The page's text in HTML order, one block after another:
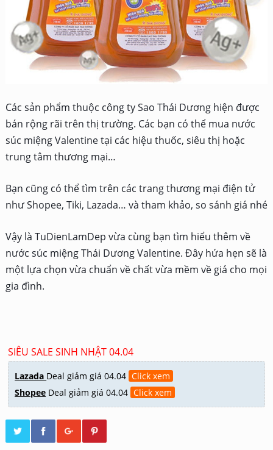
Các sản phẩm thuộc công ty Sao Thái Dương hiện được
bán rộng rãi trên thị trường. Các bạn có thể mua nước
súc miệng Valentine tại các hiệu thuốc, siêu thị hoặc
trung tâm thương mại…
Bạn cũng có thể tìm trên các trang thương mại điện tử
như Shopee, Tiki, Lazada… và tham khảo, so sánh giá nhé
Vậy là TuDienLamDep vừa cùng bạn tìm hiểu thêm về
nước súc miệng Thái Dương Valentine. Đây hứa hẹn sẽ là
một lựa chọn vừa chuẩn về chất vừa mềm về giá cho mọi
gia đình.
SIÊU SALE SINH NHẬT 04.04
Lazada Deal giảm giá 04.04 Click xem
Shopee Deal giảm giá 04.04 Click xem